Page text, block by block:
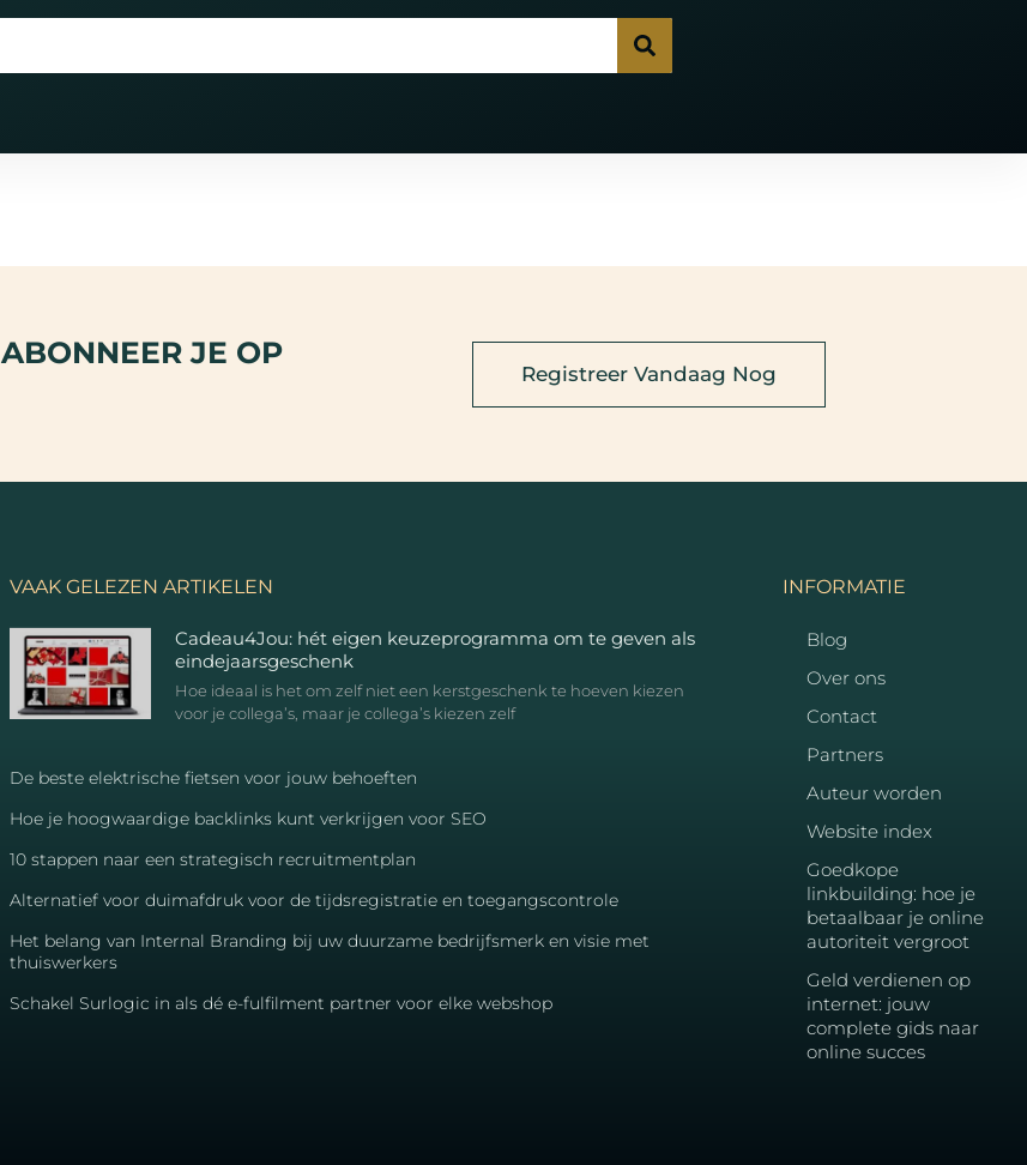
ABONNEER JE OP
Registreer Vandaag Nog
VAAK GELEZEN ARTIKELEN
Cadeau4Jou: hét eigen keuzeprogramma om te geven als
eindejaarsgeschenk
Hoe ideaal is het om zelf niet een kerstgeschenk te hoeven kiezen
voor je collega’s, maar je collega’s kiezen zelf
De beste elektrische fietsen voor jouw behoeften
Hoe je hoogwaardige backlinks kunt verkrijgen voor SEO
10 stappen naar een strategisch recruitmentplan
Alternatief voor duimafdruk voor de tijdsregistratie en toegangscontrole
Het belang van Internal Branding bij uw duurzame bedrijfsmerk en visie met
thuiswerkers
Schakel Surlogic in als dé e-fulfilment partner voor elke webshop
INFORMATIE
Blog
Over ons
Contact
Partners
Auteur worden
Website index
Goedkope
linkbuilding: hoe je
betaalbaar je online
autoriteit vergroot
Geld verdienen op
internet: jouw
complete gids naar
online succes